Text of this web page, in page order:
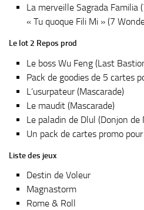
La merveille Sagrada Familia
« Tu quoque Fili Mi » (7
Le lot 2 Repos prod
Le boss Wu Feng (Last
Pack de goodies de 5 cartes
L’usurpateur (Mascarade)
Le maudit (Mascarade)
Le paladin de Dlul (Donjon de
Un pack de cartes promo
Liste des jeux
Destin de Voleur
Magnastorm
Rome & Roll